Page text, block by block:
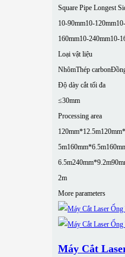
Square Pipe Longest
10-90mm10-120mm
160mm10-240mm10-
Loại vật liệu
NhômThép carbon
Độ dày cắt tối đa
≤30mm
Processing area
120mm*12.5m
5m160mm*6.5m
6.5m240mm*9.2m
2m
More parameters
Máy Cắt